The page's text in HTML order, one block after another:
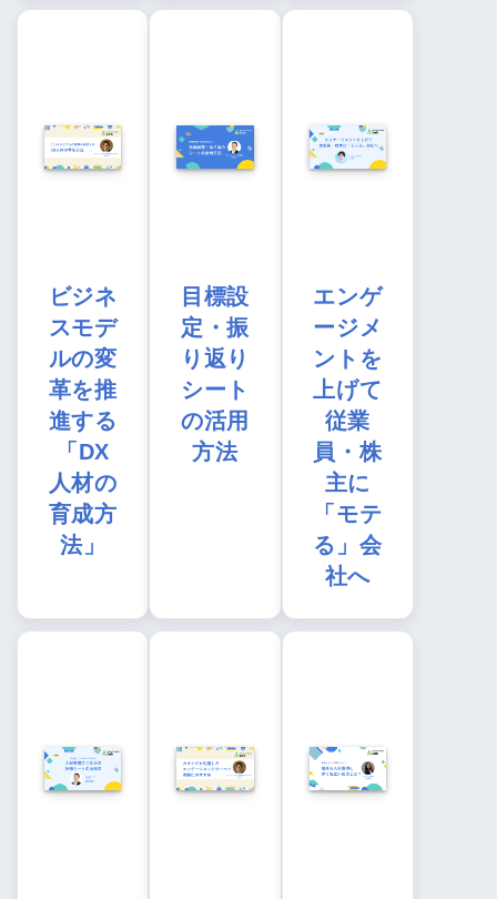
ビジネ
スモデ
ルの変
革を推
進する
「DX
人材の
育成方
法」
目標設
定・振
り返り
シート
の活用
方法
エンゲ
ージメ
ントを
上げて
従業
員・株
主に
「モテ
る」会
社へ